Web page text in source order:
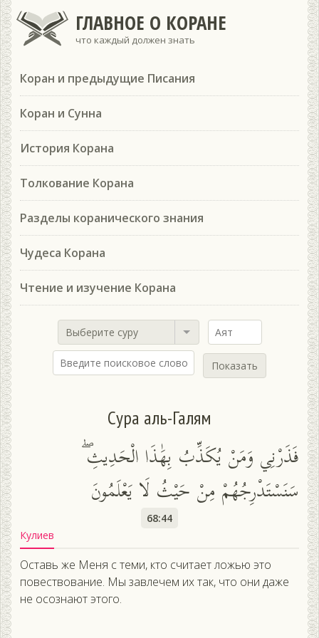
ГЛАВНОЕ О КОРАНЕ
что каждый должен знать
Коран и предыдущие Писания
Коран и Сунна
История Корана
Толкование Корана
Разделы коранического знания
Чудеса Корана
Чтение и изучение Корана
Выберите суру
Показать
Сура аль-Галям
فَذَرْنِي وَمَنْ يُكَذِّبُ بِهَٰذَا الْحَدِيثِ ۖ
سَنَسْتَدْرِجُهُمْ مِنْ حَيْثُ لَا يَعْلَمُونَ
68:44
Кулиев
Оставь же Меня с теми, кто считает ложью это
повествование. Мы завлечем их так, что они даже
не осознают этого.